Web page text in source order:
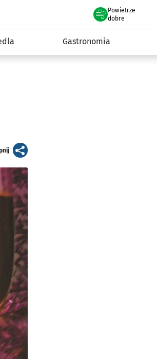
Powietrze
we Wrocławiu
dobre
Gastronomia
artykuł